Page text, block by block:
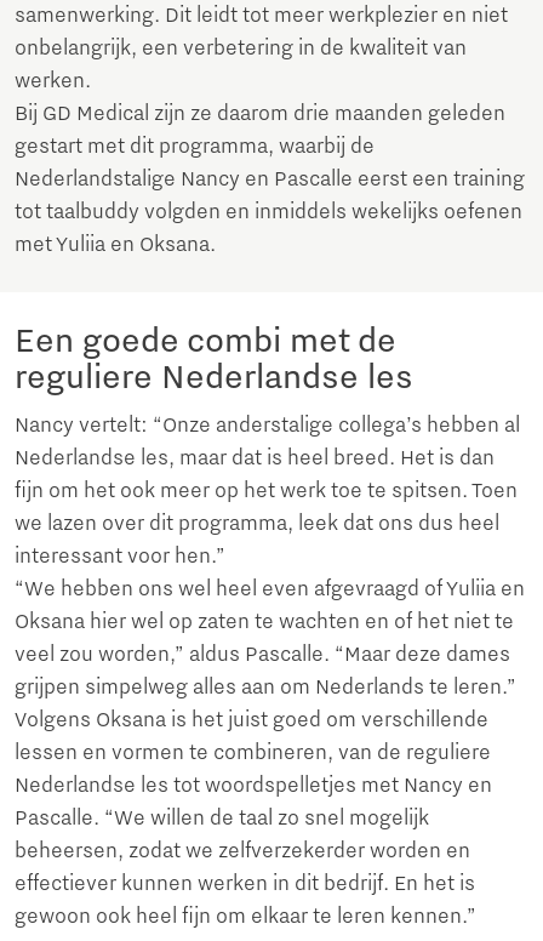
samenwerking. Dit leidt tot meer werkplezier en niet
onbelangrijk, een verbetering in de kwaliteit van
werken.
Bij GD Medical zijn ze daarom drie maanden geleden
gestart met dit programma, waarbij de
Nederlandstalige Nancy en Pascalle eerst een training
tot taalbuddy volgden en inmiddels wekelijks oefenen
met Yuliia en Oksana.
Een goede combi met de
reguliere Nederlandse les
Nancy vertelt: “Onze anderstalige collega’s hebben al
Nederlandse les, maar dat is heel breed. Het is dan
fijn om het ook meer op het werk toe te spitsen. Toen
we lazen over dit programma, leek dat ons dus heel
interessant voor hen.”
“We hebben ons wel heel even afgevraagd of Yuliia en
Oksana hier wel op zaten te wachten en of het niet te
veel zou worden,” aldus Pascalle. “Maar deze dames
grijpen simpelweg alles aan om Nederlands te leren.”
Volgens Oksana is het juist goed om verschillende
lessen en vormen te combineren, van de reguliere
Nederlandse les tot woordspelletjes met Nancy en
Pascalle. “We willen de taal zo snel mogelijk
beheersen, zodat we zelfverzekerder worden en
effectiever kunnen werken in dit bedrijf. En het is
gewoon ook heel fijn om elkaar te leren kennen.”